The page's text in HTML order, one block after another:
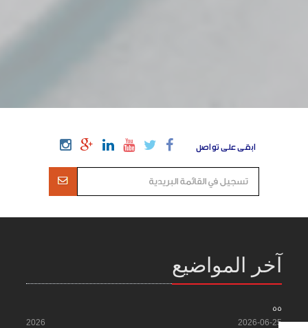
ابقى على تواصل
آخر المواضيع
55
2026-06-25
2026